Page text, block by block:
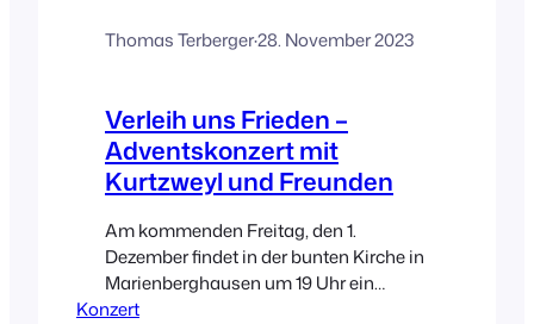
Thomas Terberger·28. November 2023
Verleih uns Frieden –
Adventskonzert mit
Kurtzweyl und Freunden
Am kommenden Freitag, den 1.
Dezember findet in der bunten Kirche in
Marienberghausen um 19 Uhr ein
besonderes Adventskonzert statt. Das
Konzert